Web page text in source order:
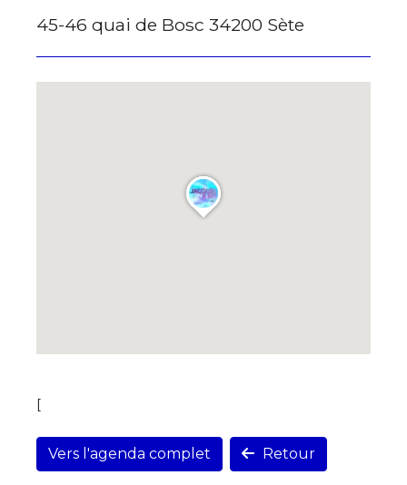
45-46 quai de Bosc 34200 Sète
[
Vers l'agenda complet Retour